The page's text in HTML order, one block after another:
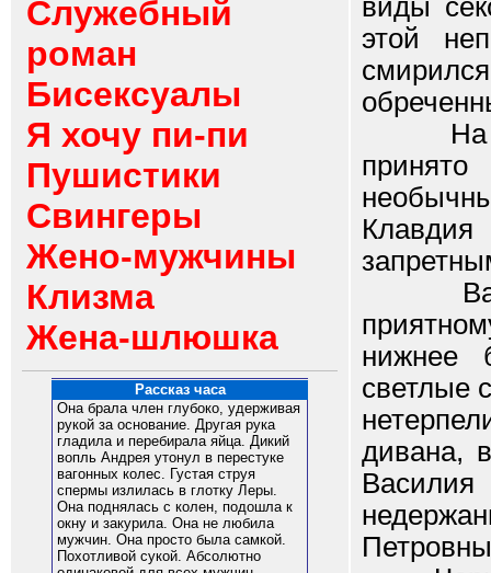
Служебный
роман
Бисексуалы
Я хочу пи-пи
Пушистики
Свингеры
Жено-мужчины
Клизма
Жена-шлюшка
Рассказ часа
Она брала член глубоко, удерживая
рукой за основание. Другая рука
гладила и перебирала яйца. Дикий
вопль Андрея утонул в перестуке
вагонных колес. Густая струя
спермы излилась в глотку Леры.
Она поднялась с колен, подошла к
окну и закурила. Она не любила
мужчин. Она просто была самкой.
Похотливой сукой. Абсолютно
виды
этой
На
нижнее
светлые
дивана,